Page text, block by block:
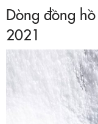
Dòng đồng
2021